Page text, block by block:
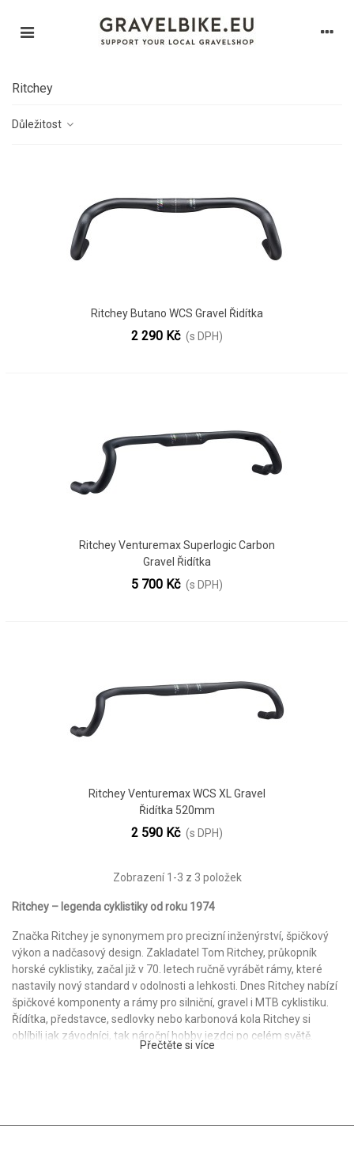
Ritchey
Důležitost
Ritchey Butano WCS Gravel Řidítka
2 290 Kč (s DPH)
Ritchey Venturemax Superlogic Carbon
Gravel Řidítka
5 700 Kč (s DPH)
Ritchey Venturemax WCS XL Gravel
Řidítka 520mm
2 590 Kč (s DPH)
Zobrazení1 -3 z 3 položek
Ritchey – legenda cyklistiky od roku 1974
Značka Ritchey je synonymem pro precizní inženýrství, špičkový
výkon a nadčasový design. Zakladatel Tom Ritchey, průkopník
horské cyklistiky, začal již v 70. letech ručně vyrábět rámy, které
nastavily nový standard v odolnosti a lehkosti. Dnes Ritchey nabízí
špičkové komponenty a rámy pro silniční, gravel i MTB cyklistiku.
Řídítka, představce, sedlovky nebo karbonová kola Ritchey si
oblíbili jak závodníci, tak nároční hobby jezdci po celém světě.
Pokud hledáte kvalitu prověřenou desetiletími a duchem
Přečtěte si více